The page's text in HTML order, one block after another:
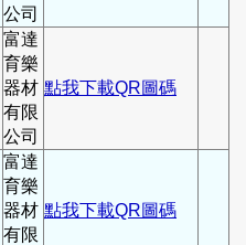
公司
富達
育樂
器材
有限
公司
點我下載QR圖碼
富達
育樂
器材
有限
點我下載QR圖碼